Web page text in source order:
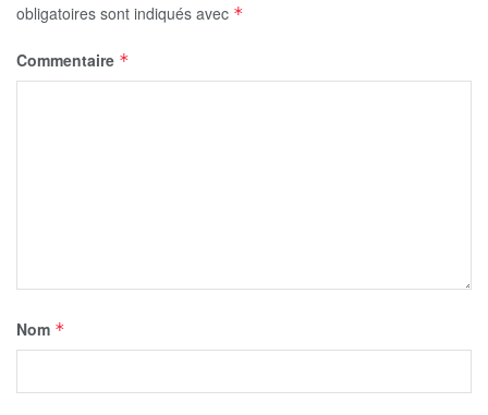
obligatoires sont indiqués avec *
Commentaire *
Nom *